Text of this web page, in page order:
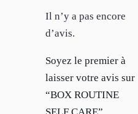
Il n’y a pas encore
d’avis.
Soyez le premier à
laisser votre avis sur
“BOX ROUTINE